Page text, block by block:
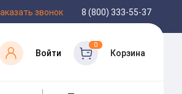
звонок 8 (800) 333-55-37
Войти
0
Корзина